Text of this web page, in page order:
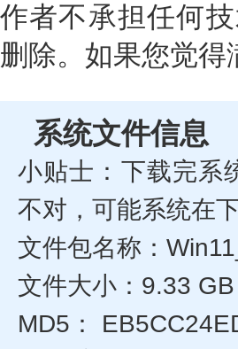
作者不承担任何
删除。如果您觉
系统文件信息
小贴士：下载完系
不对，可能系统在
文件包名称：
文件大小：9.33
MD5：